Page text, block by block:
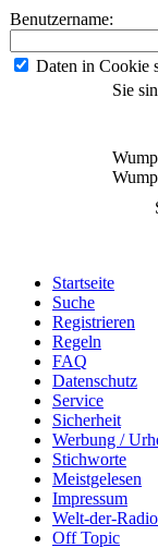
Benutzername:
Daten in Cookie
Sie
Startseite
Suche
Registrieren
Regeln
FAQ
Datenschutz
Service
Sicherheit
Werbung /
Stichworte
Meistgelesen
Impressum
Welt-der-
Off Topic